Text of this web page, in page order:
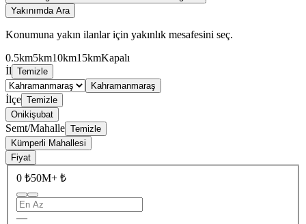
Yakınımda Ara
Konumuna yakın ilanlar için yakınlık mesafesini seç.
0.5km5km10km15kmKapalı
İl Temizle
Kahramanmaraş
İlçe Temizle
Onikişubat
Semt/Mahalle Temizle
Kümperli Mahallesi
Fiyat
0 ₺50M+ ₺
—